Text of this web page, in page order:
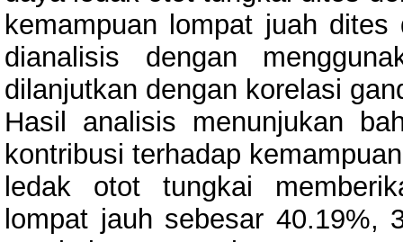
kemampuan lompat juah
dianalisis dengan
dilanjutkan dengan korelasi
Hasil analisis menunjukan
kontribusi terhadap
ledak otot tungkai
lompat jauh sebesar 40.19%,